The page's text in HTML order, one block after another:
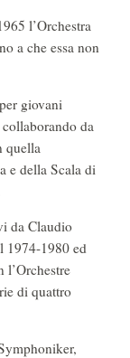
l’Orchestra
a che essa non
giovani
da
quella
e della Scala di
da Claudio
1974-1980 ed
l’Orchestre
di quattro